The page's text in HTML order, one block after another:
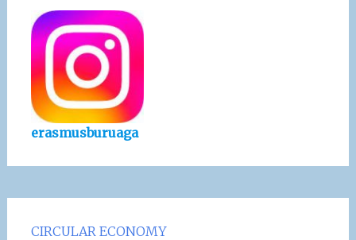
erasmusburuaga
CIRCULAR ECONOMY